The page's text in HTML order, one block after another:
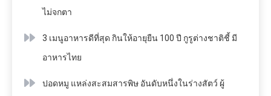
ไม่จกตา
3 เมนูอาหารดีที่สุด กินให้อายุยืน 100 ปี กูรูต่างชาติชี้ มี
อาหารไทย
ปอดหมู แหล่งสะสมสารพิษ อันดับหนึ่งในร่างสัตว์ ผู้